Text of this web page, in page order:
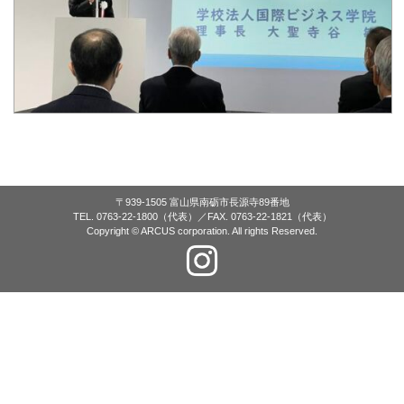
〒939-1505 富山県南砺市長源寺89番地
TEL. 0763-22-1800（代表）／FAX. 0763-22-1821（代表）
Copyright © ARCUS corporation. All rights Reserved.